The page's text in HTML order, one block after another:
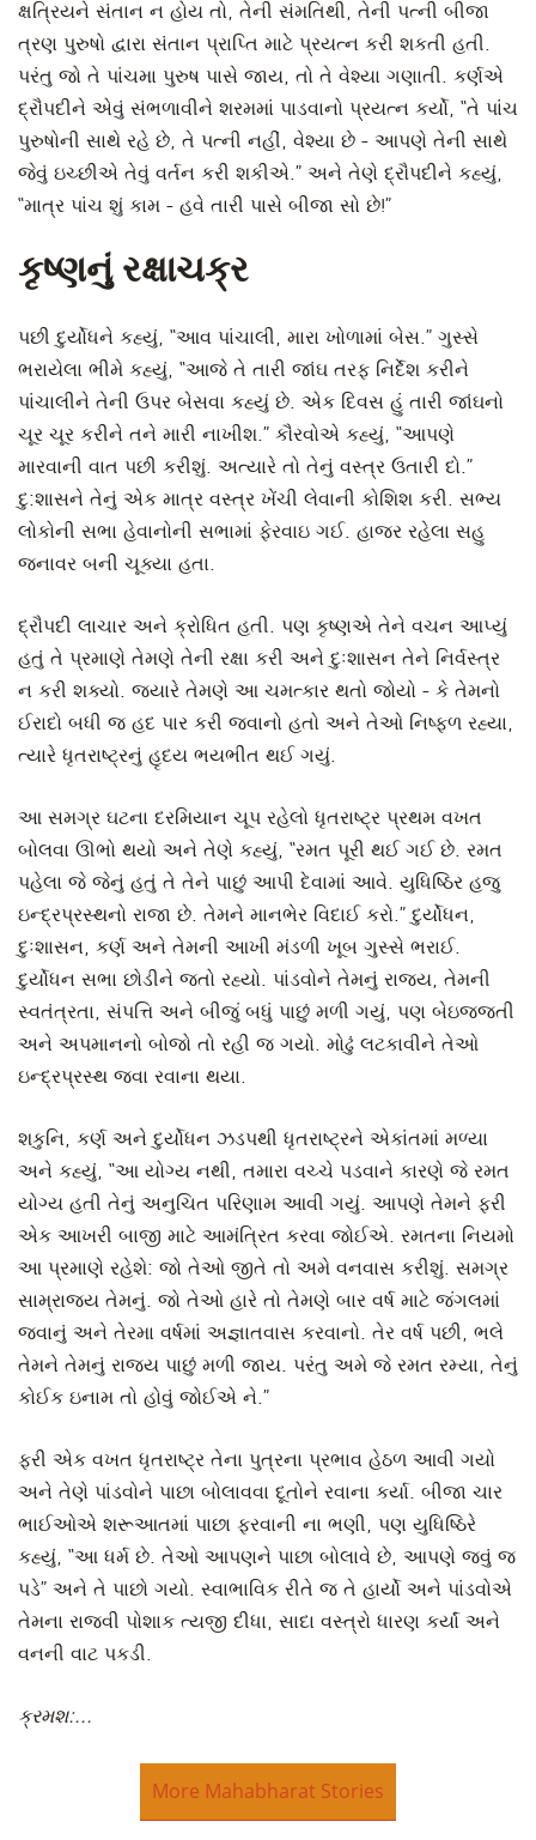
ક્ષત્રિયને સંતાન ન હોય તો, તેની સંમતિથી, તેની પત્ની બીજા
ત્રણ પુરુષો દ્વારા સંતાન પ્રાપ્તિ માટે પ્રયત્ન કરી શકતી હતી.
પરંતુ જો તે પાંચમા પુરુષ પાસે જાય, તો તે વેશ્યા ગણાતી. કર્ણએ
દ્રૌપદીને એવું સંભળાવીને શરમમાં પાડવાનો પ્રયત્ન કર્યો, “તે પાંચ
પુરુષોની સાથે રહે છે, તે પત્ની નહીં, વેશ્યા છે - આપણે તેની સાથે
જેવું ઇચ્છીએ તેવું વર્તન કરી શકીએ.” અને તેણે દ્રૌપદીને કહ્યું,
“માત્ર પાંચ શું કામ - હવે તારી પાસે બીજા સો છે!”
કૃષ્ણનું રક્ષાચક્ર
પછી દુર્યોધને કહ્યું, “આવ પાંચાલી, મારા ખોળામાં બેસ.” ગુસ્સે
ભરાયેલા ભીમે કહ્યું, “આજે તે તારી જાંઘ તરફ નિર્દેશ કરીને
પાંચાલીને તેની ઉપર બેસવા કહ્યું છે. એક દિવસ હું તારી જાંઘનો
ચૂર ચૂર કરીને તને મારી નાખીશ.” કૌરવોએ કહ્યું, “આપણે
મારવાની વાત પછી કરીશું. અત્યારે તો તેનું વસ્ત્ર ઉતારી દો.”
દુ:શાસને તેનું એક માત્ર વસ્ત્ર ખેંચી લેવાની કોશિશ કરી. સભ્ય
લોકોની સભા હેવાનોની સભામાં ફેરવાઇ ગઈ. હાજર રહેલા સહુ
જનાવર બની ચૂક્યા હતા.
દ્રૌપદી લાચાર અને ક્રોધિત હતી. પણ કૃષ્ણએ તેને વચન આપ્યું
હતું તે પ્રમાણે તેમણે તેની રક્ષા કરી અને દુઃશાસન તેને નિર્વસ્ત્ર
ન કરી શક્યો. જ્યારે તેમણે આ ચમત્કાર થતો જોયો - કે તેમનો
ઈરાદો બધી જ હદ પાર કરી જવાનો હતો અને તેઓ નિષ્ફળ રહ્યા,
ત્યારે ધૃતરાષ્ટ્રનું હૃદય ભયભીત થઈ ગયું.
આ સમગ્ર ઘટના દરમિયાન ચૂપ રહેલો ધૃતરાષ્ટ્ર પ્રથમ વખત
બોલવા ઊભો થયો અને તેણે કહ્યું, “રમત પૂરી થઈ ગઈ છે. રમત
પહેલા જે જેનું હતું તે તેને પાછું આપી દેવામાં આવે. યુધિષ્ઠિર હજુ
ઇન્દ્રપ્રસ્થનો રાજા છે. તેમને માનભેર વિદાઈ કરો.” દુર્યોધન,
દુઃશાસન, કર્ણ અને તેમની આખી મંડળી ખૂબ ગુસ્સે ભરાઈ.
દુર્યોધન સભા છોડીને જતો રહ્યો. પાંડવોને તેમનું રાજ્ય, તેમની
સ્વતંત્રતા, સંપત્તિ અને બીજું બધું પાછું મળી ગયું, પણ બેઇજ્જતી
અને અપમાનનો બોજો તો રહી જ ગયો. મોઢું લટકાવીને તેઓ
ઇન્દ્રપ્રસ્થ જવા રવાના થયા.
શકુનિ, કર્ણ અને દુર્યોધન ઝડપથી ધૃતરાષ્ટ્રને એકાંતમાં મળ્યા
અને કહ્યું, “આ યોગ્ય નથી, તમારા વચ્ચે પડવાને કારણે જે રમત
યોગ્ય હતી તેનું અનુચિત પરિણામ આવી ગયું. આપણે તેમને ફરી
એક આખરી બાજી માટે આમંત્રિત કરવા જોઈએ. રમતના નિયમો
આ પ્રમાણે રહેશે: જો તેઓ જીતે તો અમે વનવાસ કરીશું. સમગ્ર
સામ્રાજ્ય તેમનું. જો તેઓ હારે તો તેમણે બાર વર્ષ માટે જંગલમાં
જવાનું અને તેરમા વર્ષમાં અજ્ઞાતવાસ કરવાનો. તેર વર્ષ પછી, ભલે
તેમને તેમનું રાજ્ય પાછું મળી જાય. પરંતુ અમે જે રમત રમ્યા, તેનું
કોઈક ઇનામ તો હોવું જોઈએ ને.”
ફરી એક વખત ધૃતરાષ્ટ્ર તેના પુત્રના પ્રભાવ હેઠળ આવી ગયો
અને તેણે પાંડવોને પાછા બોલાવવા દૂતોને રવાના કર્યા. બીજા ચાર
ભાઈઓએ શરૂઆતમાં પાછા ફરવાની ના ભણી, પણ યુધિષ્ઠિરે
કહ્યું, “આ ધર્મ છે. તેઓ આપણને પાછા બોલાવે છે, આપણે જવું જ
પડે” અને તે પાછો ગયો. સ્વાભાવિક રીતે જ તે હાર્યો અને પાંડવોએ
તેમના રાજવી પોશાક ત્યજી દીધા, સાદા વસ્ત્રો ધારણ કર્યાં અને
વનની વાટ પકડી.
ક્રમશ:...
More Mahabharat Stories